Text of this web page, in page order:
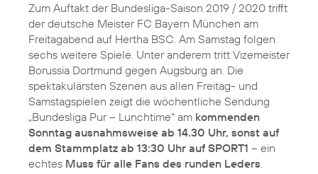
Zum Auftakt der Bundesliga-Saison 2019 / 2020 trifft
der deutsche Meister FC Bayern München am
Freitagabend auf Hertha BSC. Am Samstag folgen
sechs weitere Spiele. Unter anderem tritt Vizemeister
Borussia Dortmund gegen Augsburg an. Die
spektakulärsten Szenen aus allen Freitag- und
Samstagspielen zeigt die wöchentliche Sendung
„Bundesliga Pur – Lunchtime“ am kommenden
Sonntag ausnahmsweise ab 14.30 Uhr, sonst auf
dem Stammplatz ab 13:30 Uhr auf SPORT1 – ein
echtes Muss für alle Fans des runden Leders.